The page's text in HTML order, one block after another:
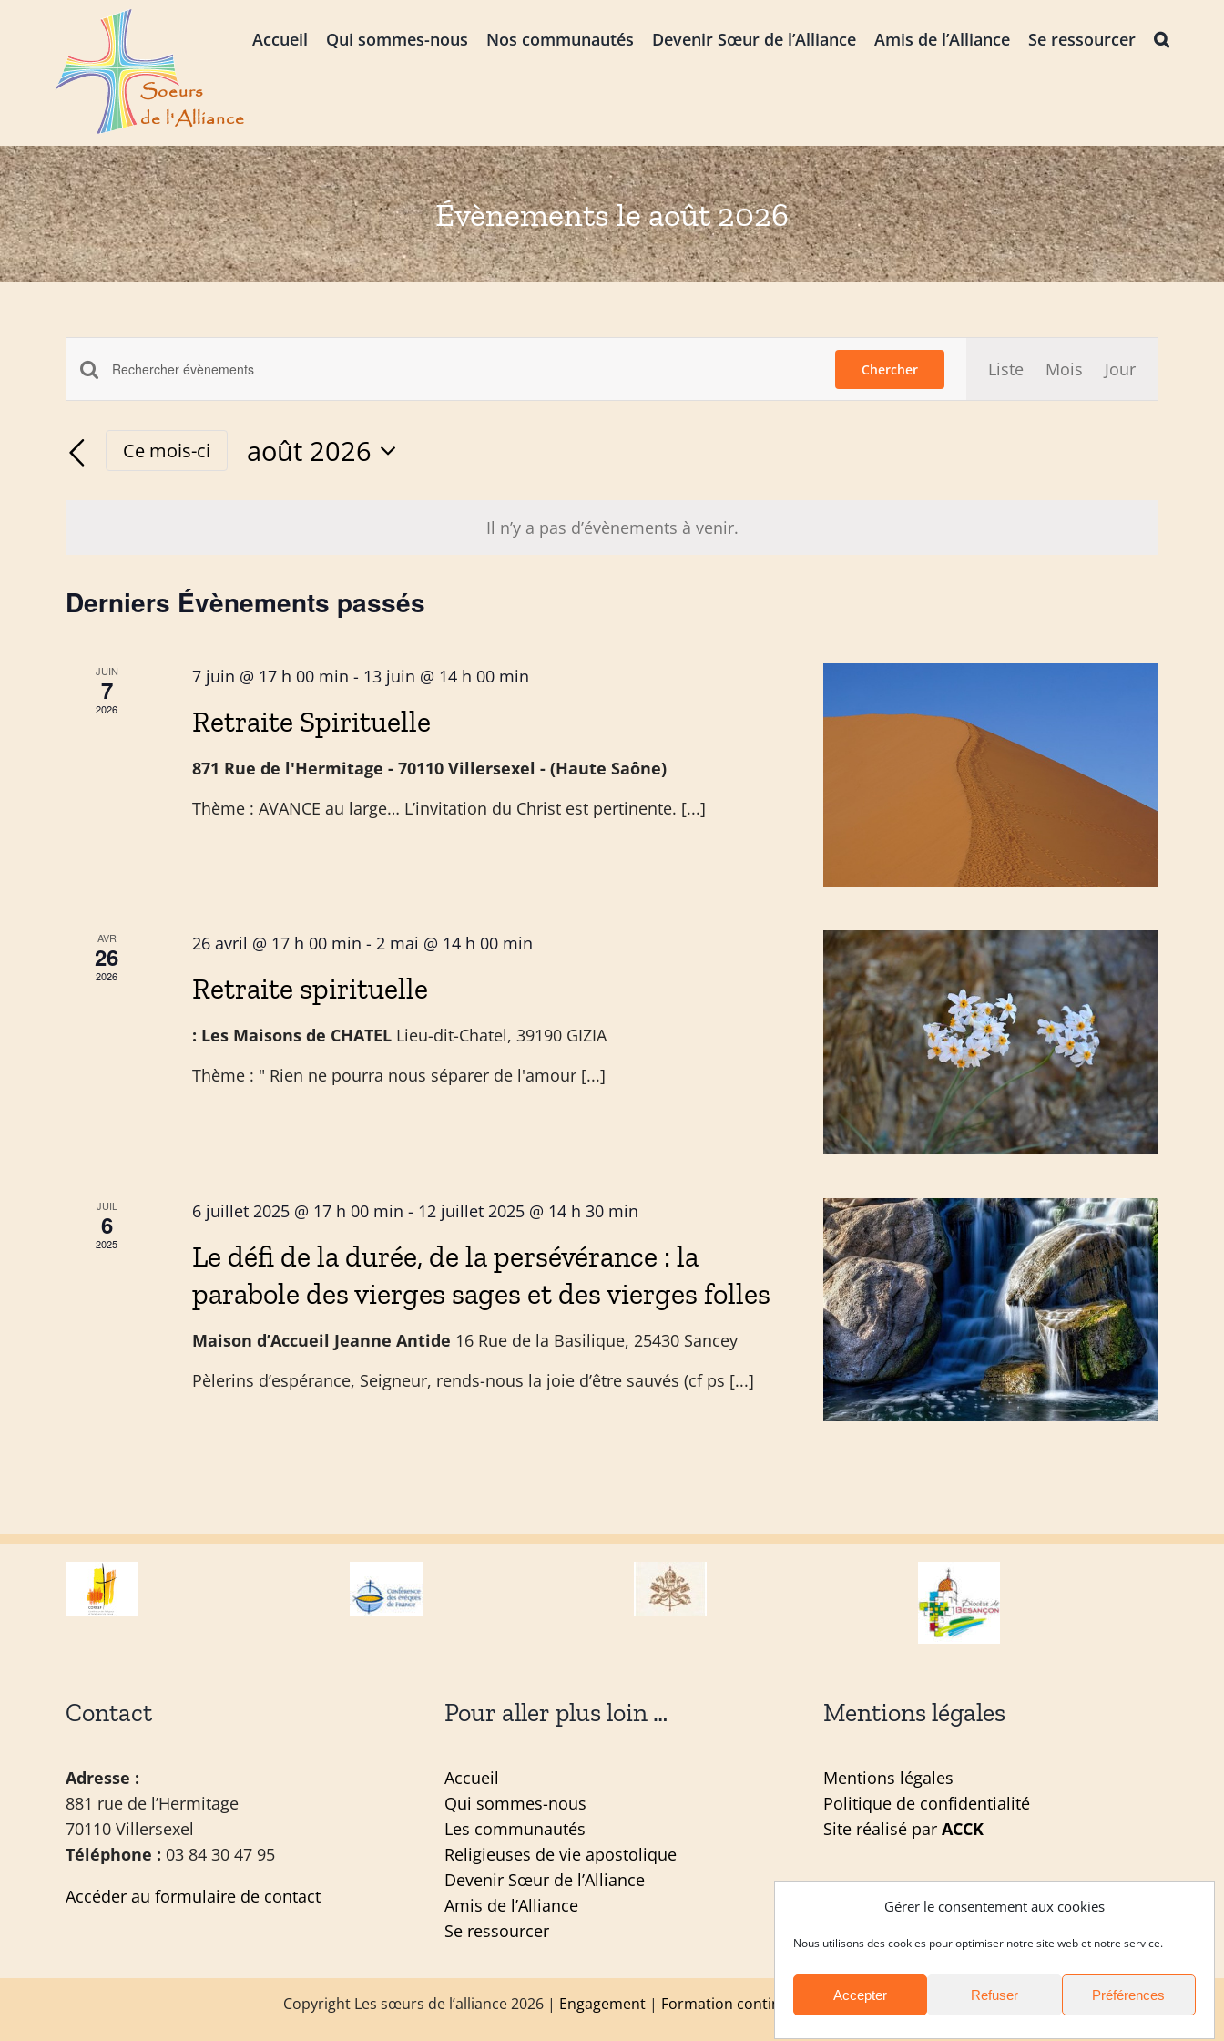
Gérer le consentement aux cookies
Nous utilisons des cookies pour optimiser notre site web et notre service.
Accepter Refuser Préférences
Accueil Qui sommes-nous Nos communautés Devenir Sœur de l’Alliance Amis de l’Alliance Se ressourcer
Évènements le août 2026
Il n’y a pas d’évènements à venir.
Recherche
et
navigation
Évènements
Saisir
mot-
Rechercher
Chercher
Navigation
Liste Mois Jour
Ce mois-ci
août 2026
Calendrier
Évènements
Derniers Évènements passés
JUIN
7
2026
7 juin @ 17 h 00 min - 13 juin @ 14 h 00 min
Retraite Spirituelle
871 Rue de l'Hermitage - 70110 Villersexel - (Haute Saône)
Thème : AVANCE au large… L’invitation du Christ est pertinente. [...]
AVR
26
2026
26 avril @ 17 h 00 min - 2 mai @ 14 h 00 min
Retraite spirituelle
: Les Maisons de CHATEL Lieu-dit-Chatel, 39190 GIZIA
Thème : " Rien ne pourra nous séparer de l'amour [...]
JUIL
6
2025
6 juillet 2025 @ 17 h 00 min - 12 juillet 2025 @ 14 h 30 min
Le défi de la durée, de la persévérance : la
parabole des vierges sages et des vierges folles
Maison d’Accueil Jeanne Antide 16 Rue de la Basilique, 25430 Sancey
Pèlerins d’espérance, Seigneur, rends-nous la joie d’être sauvés (cf ps [...]
Contact
Adresse :
881 rue de l’Hermitage
70110 Villersexel
Téléphone : 03 84 30 47 95
Accéder au formulaire de contact
Pour aller plus loin …
Accueil
Qui sommes-nous
Les communautés
Religieuses de vie apostolique
Devenir Sœur de l’Alliance
Amis de l’Alliance
Se ressourcer
Mentions légales
Mentions légales
Politique de confidentialité
Site réalisé par ACCK
Copyright Les sœurs de l’alliance 2026 | Engagement| Formation continue Noviciat|Postulat